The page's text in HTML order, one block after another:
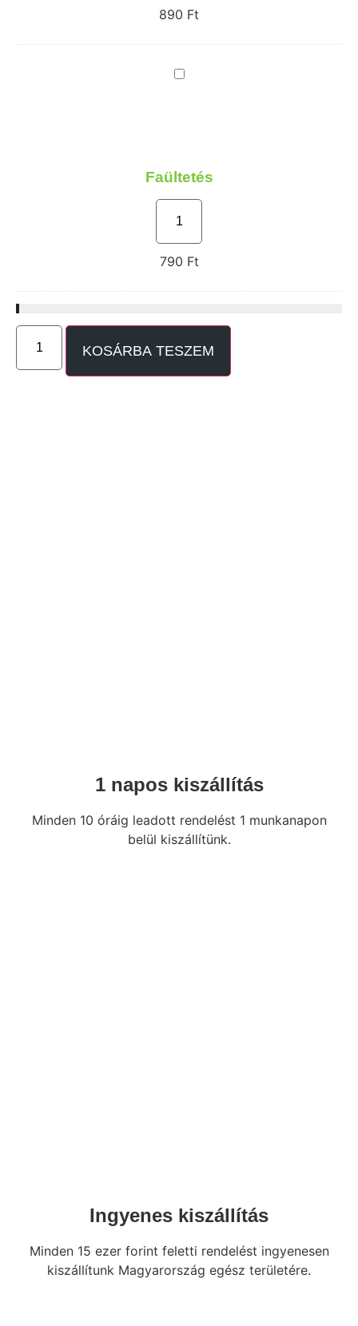
890 Ft
Faültetés
Faültetés
790 Ft
KOSÁRBA TESZEM
1 napos kiszállítás
Minden 10 óráig leadott rendelést 1 munkanapon
belül kiszállítünk.
Ingyenes kiszállítás
Minden 15 ezer forint feletti rendelést ingyenesen
kiszállítunk Magyarország egész területére.